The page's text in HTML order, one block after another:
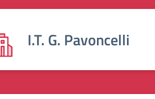
I.T. G. Pavoncelli